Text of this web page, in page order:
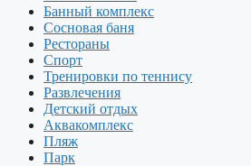
Банный комплекс
Сосновая баня
Рестораны
Спорт
Тренировки по теннису
Развлечения
Детский отдых
Аквакомплекс
Пляж
Парк